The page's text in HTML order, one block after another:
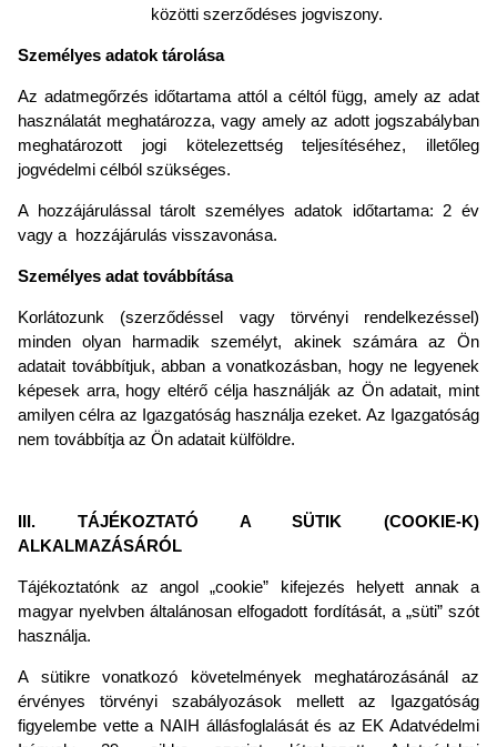
közötti szerződéses jogviszony.
Személyes adatok tárolása
Az adatmegőrzés időtartama attól a céltól függ, amely az adat
használatát meghatározza, vagy amely az adott jogszabályban
meghatározott jogi kötelezettség teljesítéséhez, illetőleg
jogvédelmi célból szükséges.
A hozzájárulással tárolt személyes adatok időtartama: 2 év
vagy a hozzájárulás visszavonása.
Személyes adat továbbítása
Korlátozunk (szerződéssel vagy törvényi rendelkezéssel)
minden olyan harmadik személyt, akinek számára az Ön
adatait továbbítjuk, abban a vonatkozásban, hogy ne legyenek
képesek arra, hogy eltérő célja használják az Ön adatait, mint
amilyen célra az Igazgatóság használja ezeket. Az Igazgatóság
nem továbbítja az Ön adatait külföldre.
III. TÁJÉKOZTATÓ A SÜTIK (COOKIE-K)
ALKALMAZÁSÁRÓL
Tájékoztatónk az angol „cookie” kifejezés helyett annak a
magyar nyelvben általánosan elfogadott fordítását, a „süti” szót
használja.
A sütikre vonatkozó követelmények meghatározásánál az
érvényes törvényi szabályozások mellett az Igazgatóság
figyelembe vette a NAIH állásfoglalását és az EK Adatvédelmi